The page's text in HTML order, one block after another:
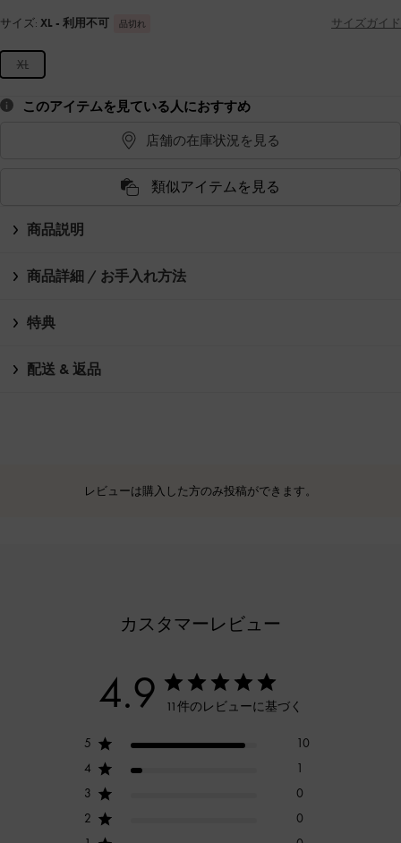
サイズ: XL - 利用不可 品切れ サイズガイド
XL
このアイテムを見ている人におすすめ
店舗の在庫状況を見る
類似アイテムを見る
商品説明
商品詳細 / お手入れ方法
特典
配送 & 返品
レビューは購入した方のみ投稿ができます。
カスタマーレビュー
4.9 11件のレビューに基づく
5
10
4
1
3
0
2
0